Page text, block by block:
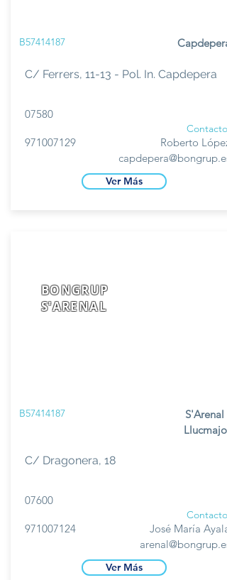
B57414187 Capdepera
C/ Ferrers, 11-13 - Pol. In. Capdepera
07580
Contacto
971007129
Roberto López
capdepera@bongrup.es
Ver Más
BONGRUP
S'ARENAL
B57414187
S'Arenal -
Llucmajor
C/ Dragonera, 18
07600
Contacto
971007124
José María Ayala
arenal@bongrup.es
Ver Más